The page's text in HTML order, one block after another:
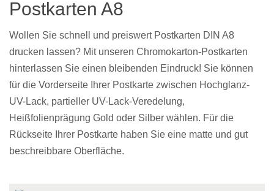
Postkarten A8
Wollen Sie schnell und preiswert Postkarten DIN A8
drucken lassen? Mit unseren Chromokarton-Postkarten
hinterlassen Sie einen bleibenden Eindruck! Sie können
für die Vorderseite Ihrer Postkarte zwischen Hochglanz-
UV-Lack, partieller UV-Lack-Veredelung,
Heißfolienprägung Gold oder Silber wählen. Für die
Rückseite Ihrer Postkarte haben Sie eine matte und gut
beschreibbare Oberfläche.